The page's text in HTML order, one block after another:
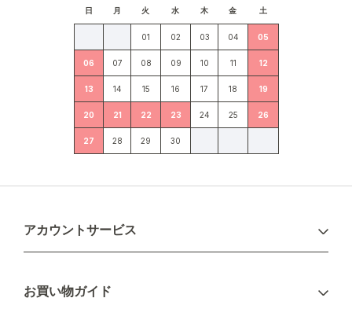
日 月 火 水 木 金 土
01 02 03 04 05
06 07 08 09 10 11 12
13 14 15 16 17 18 19
20 21 22 23 24 25 26
27 28 29 30
アカウントサービス
新規会員登録
お買い物ガイド